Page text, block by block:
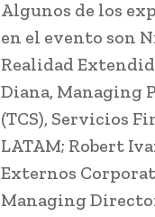
Algunos de los
en el evento son
Realidad
Diana, Managing
(TCS), Servicios
LATAM; Robert
Externos
Managing